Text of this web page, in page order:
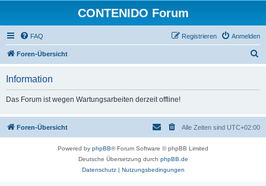
CONTENIDO Forum
FAQ Anmelden
Registrieren
Foren-Übersicht
Information
Das Forum ist wegen Wartungsarbeiten derzeit offline!
Foren-Übersicht Alle Zeiten sind UTC+02:00
Powered by phpBB® Forum Software © phpBB Limited
Deutsche Übersetzung durch phpBB.de
Datenschutz| Nutzungsbedingungen